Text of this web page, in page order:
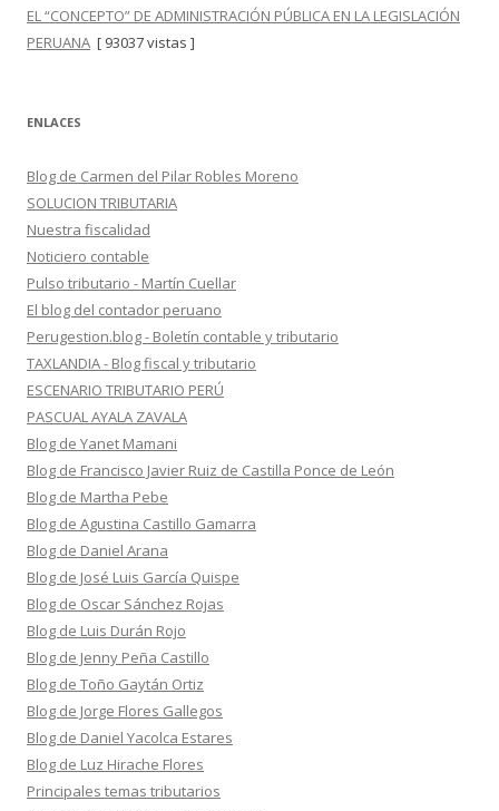
EL “CONCEPTO” DE ADMINISTRACIÓN PÚBLICA EN LA LEGISLACIÓN
PERUANA [ 93037 vistas ]
ENLACES
Blog de Carmen del Pilar Robles Moreno
SOLUCION TRIBUTARIA
Nuestra fiscalidad
Noticiero contable
Pulso tributario - Martín Cuellar
El blog del contador peruano
Perugestion.blog - Boletín contable y tributario
TAXLANDIA - Blog fiscal y tributario
ESCENARIO TRIBUTARIO PERÚ
PASCUAL AYALA ZAVALA
Blog de Yanet Mamani
Blog de Francisco Javier Ruiz de Castilla Ponce de León
Blog de Martha Pebe
Blog de Agustina Castillo Gamarra
Blog de Daniel Arana
Blog de José Luis García Quispe
Blog de Oscar Sánchez Rojas
Blog de Luis Durán Rojo
Blog de Jenny Peña Castillo
Blog de Toño Gaytán Ortiz
Blog de Jorge Flores Gallegos
Blog de Daniel Yacolca Estares
Blog de Luz Hirache Flores
Principales temas tributarios